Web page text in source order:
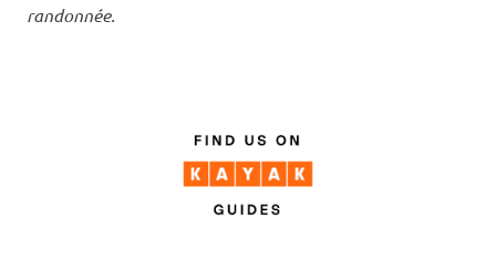
randonnée.